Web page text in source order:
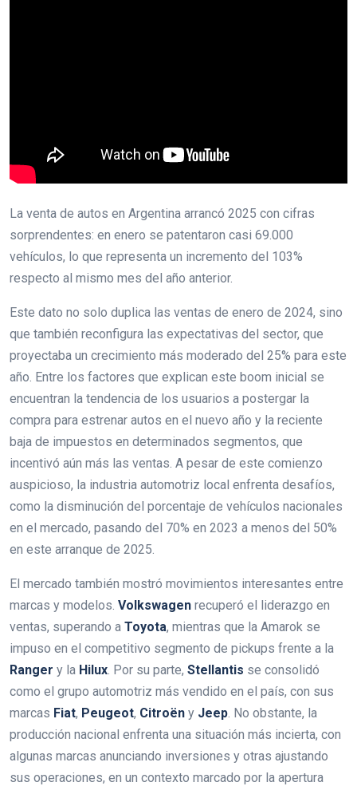
La venta de autos en Argentina arrancó 2025 con cifras
sorprendentes: en enero se patentaron casi 69.000
vehículos, lo que representa un incremento del 103%
respecto al mismo mes del año anterior.
Este dato no solo duplica las ventas de enero de 2024, sino
que también reconfigura las expectativas del sector, que
proyectaba un crecimiento más moderado del 25% para este
año. Entre los factores que explican este boom inicial se
encuentran la tendencia de los usuarios a postergar la
compra para estrenar autos en el nuevo año y la reciente
baja de impuestos en determinados segmentos, que
incentivó aún más las ventas. A pesar de este comienzo
auspicioso, la industria automotriz local enfrenta desafíos,
como la disminución del porcentaje de vehículos nacionales
en el mercado, pasando del 70% en 2023 a menos del 50%
en este arranque de 2025.
El mercado también mostró movimientos interesantes entre
marcas y modelos. Volkswagen recuperó el liderazgo en
ventas, superando a Toyota, mientras que la Amarok se
impuso en el competitivo segmento de pickups frente a la
Ranger y la Hilux. Por su parte, Stellantis se consolidó
como el grupo automotriz más vendido en el país, con sus
marcas Fiat, Peugeot, Citroën y Jeep. No obstante, la
producción nacional enfrenta una situación más incierta, con
algunas marcas anunciando inversiones y otras ajustando
sus operaciones, en un contexto marcado por la apertura